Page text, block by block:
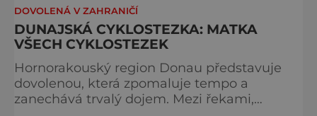
DOVOLENÁ V ZAHRANIČÍ
DUNAJSKÁ CYKLOSTEZKA: MATKA
VŠECH CYKLOSTEZEK
Hornorakouský region Donau představuje
dovolenou, která zpomaluje tempo a
zanechává trvalý dojem. Mezi řekami,